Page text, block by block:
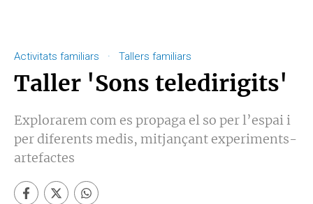
Activitats familiars · Tallers familiars
Taller 'Sons teledirigits'
Explorarem com es propaga el so per l’espai i
per diferents medis, mitjançant experiments-
artefactes